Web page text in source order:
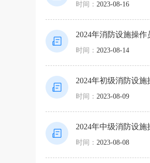
时间： 2023-08-16
2024年消防设施操
时间： 2023-08-14
2024年初级消防设
时间： 2023-08-09
2024年中级消防设
时间： 2023-08-08